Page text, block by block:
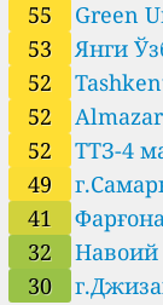
55
53
52
52
52
49
г.Самарканд
17.
41
32
30
г.Джизак махалля "Зилол" ул.